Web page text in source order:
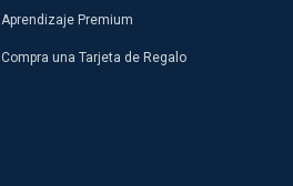
Aprendizaje Premium
Compra una Tarjeta de Regalo